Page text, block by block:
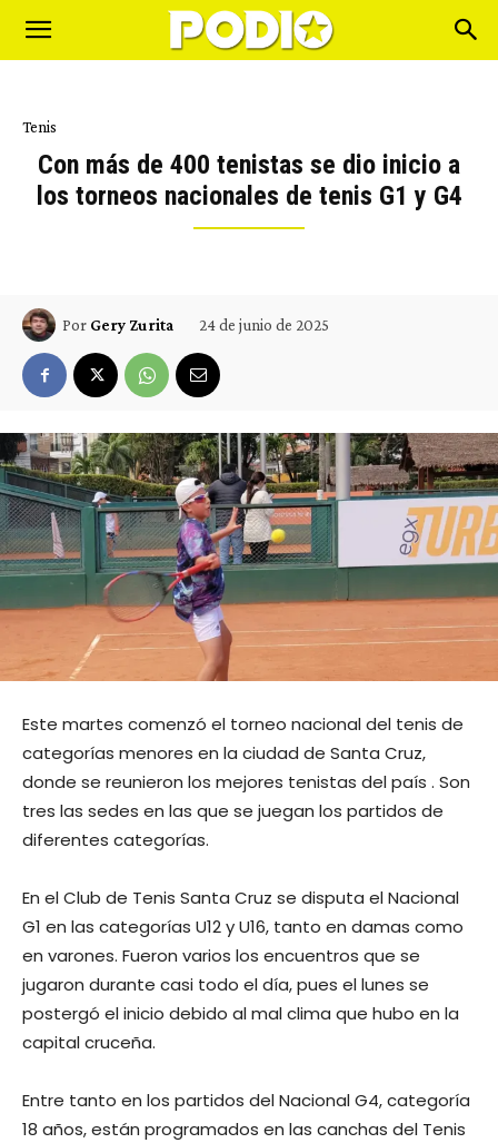
Tenis
Con más de 400 tenistas se dio inicio a
los torneos nacionales de tenis G1 y G4
Por Gery Zurita 24 de junio de 2025
Este martes comenzó el torneo nacional del tenis de
categorías menores en la ciudad de Santa Cruz,
donde se reunieron los mejores tenistas del país . Son
tres las sedes en las que se juegan los partidos de
diferentes categorías.
En el Club de Tenis Santa Cruz se disputa el Nacional
G1 en las categorías U12 y U16, tanto en damas como
en varones. Fueron varios los encuentros que se
jugaron durante casi todo el día, pues el lunes se
postergó el inicio debido al mal clima que hubo en la
capital cruceña.
Entre tanto en los partidos del Nacional G4, categoría
18 años, están programados en las canchas del Tenis